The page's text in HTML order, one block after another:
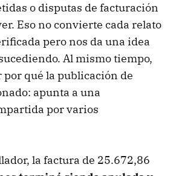
o disputas de facturación
Eso no convierte cada relato
pero nos da una idea
Al mismo tiempo,
por qué la publicación de
apunta a una
por varios
la factura de 25.672,86